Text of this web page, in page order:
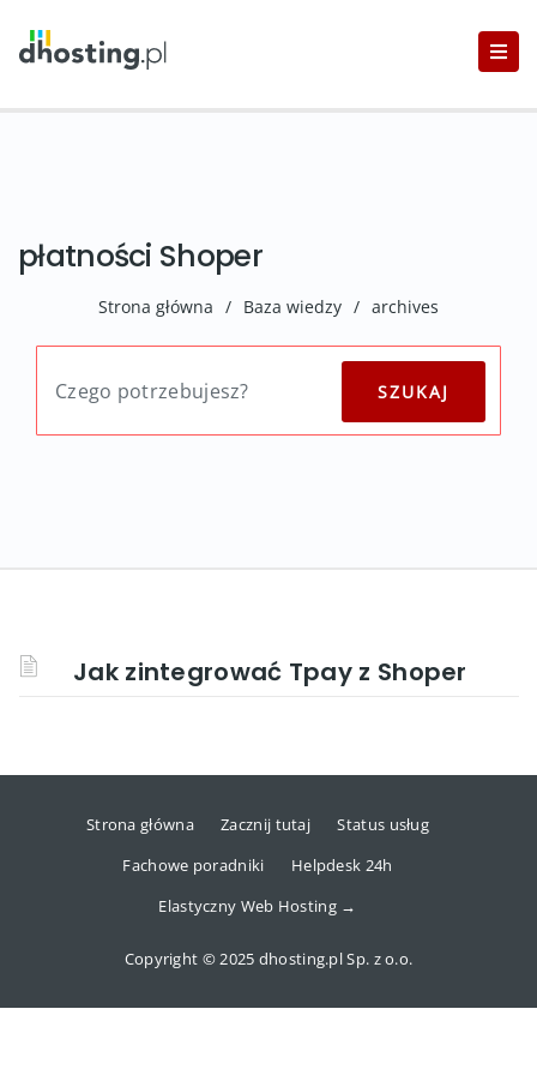
płatności Shoper
Strona główna / Baza wiedzy / archives
Jak zintegrować Tpay z Shoper
Strona główna Zacznij tutaj
Status usług
Fachowe poradniki
Helpdesk 24h
Elastyczny Web Hosting →
Copyright © 2025 dhosting.pl Sp. z o.o.